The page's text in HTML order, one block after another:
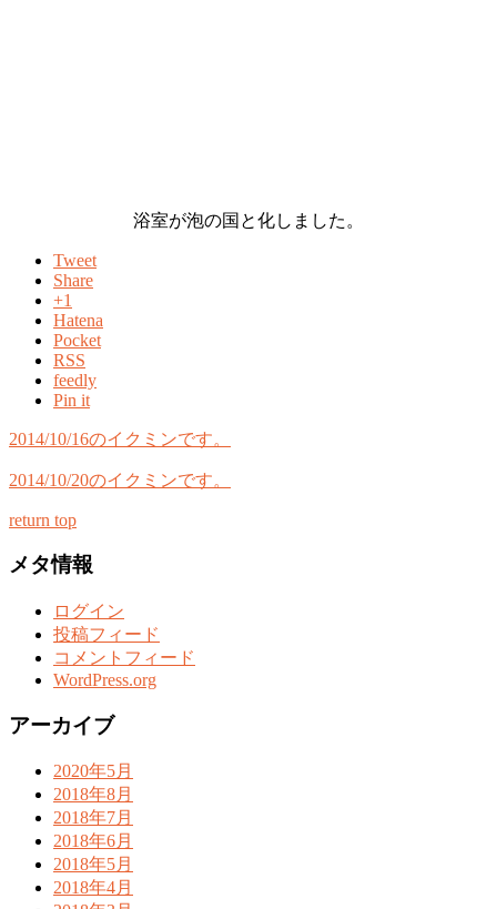
浴室が泡の国と化しました。
Tweet
Share
+1
Hatena
Pocket
RSS
feedly
Pin it
2014/10/16のイクミンです。
2014/10/20のイクミンです。
return top
メタ情報
ログイン
投稿フィード
コメントフィード
WordPress.org
アーカイブ
2020年5月
2018年8月
2018年7月
2018年6月
2018年5月
2018年4月